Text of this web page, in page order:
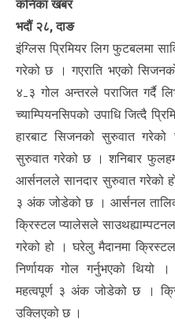
कनिका खबर
भदौं २८, दाङ
इंग्लिस प्रिमियर लिग फुटबलमा
गरेको छ । गएराति भएको
४₋३ गोल अन्तरले पराजित गर्दै
च्याम्पियनसिपको उपाधि जित्दै
हारबाट सिजनको सुरुवात
सुरुवात गरेको छ । शनिबार
आर्सनलले सानदार सुरुवात गरेको
३ अंक जोडेको छ । आर्सनल
क्रिस्टल प्यालेसले
गरेको हो । घरेलु मैदानमा
निर्णायक गोल गर्नुभएको
महत्वपूर्ण ३ अंक जोडेको छ ।
उक्लिएको छ ।